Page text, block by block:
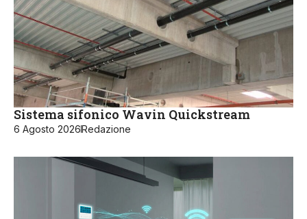
Sistema sifonico Wavin Quickstream
6 Agosto 2026Redazione